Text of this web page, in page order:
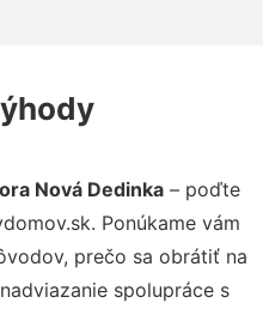
Nová Dedinka – poďte
Ponúkame vám
prečo sa obrátiť na
spolupráce s